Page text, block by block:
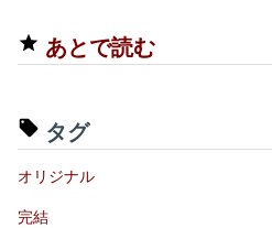
あとで読む
タグ
オリジナル
完結